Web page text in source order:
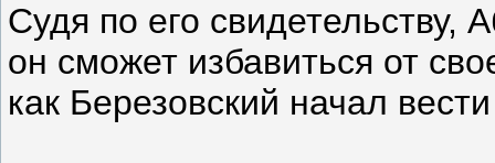
Судя по его свидетельству,
он сможет избавиться от
как Березовский начал